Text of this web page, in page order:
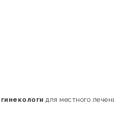
гинекологи для местного